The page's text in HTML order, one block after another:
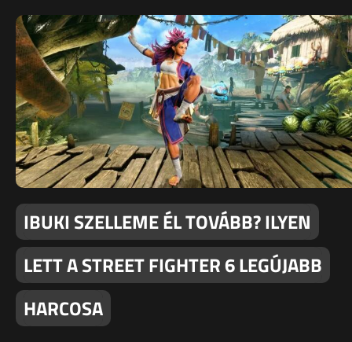
IBUKI SZELLEME ÉL TOVÁBB? ILYEN
LETT A STREET FIGHTER 6 LEGÚJABB
HARCOSA